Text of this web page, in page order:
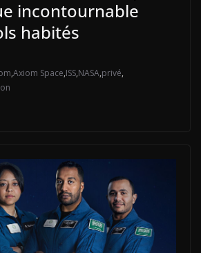
incontournable
habités
,Axiom Space,ISS,NASA,privé,